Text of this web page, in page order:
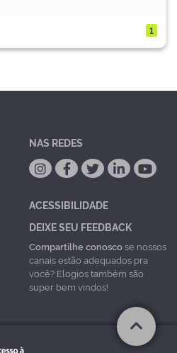
1
NAS REDES
ACESSIBILIDADE
DEIXE SEU FEEDBACK
Compartilhe conoscose nossos
canais estão adequados pra
você? Elogios também são
super bem vindos!